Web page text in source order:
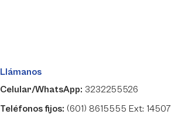
Llámanos
Celular/WhatsApp: 3232255526
Teléfonos fijos: (601) 8615555 Ext: 14507